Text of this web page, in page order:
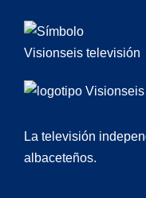
La televisión
albaceteños.